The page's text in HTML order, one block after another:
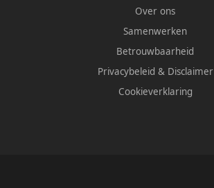
Over ons
Samenwerken
Betrouwbaarheid
Privacybeleid & Disclaimer
Cookieverklaring